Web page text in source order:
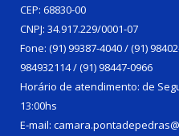
CEP: 68830-00
CNPJ: 34.917.229/0001-07
Fone: (91) 99387-4040 / (91)
984932114 / (91) 98447-0966
Horário de atendimento: de
13:00hs
E-mail: